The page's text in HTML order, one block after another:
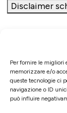
Per fornire le migliori
memorizzare e/o
queste tecnologie ci
navigazione o ID
può influire
Disclaimer
Associazione